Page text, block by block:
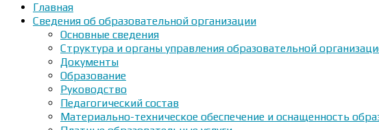
Главная
Сведения об образовательной организации
Основные сведения
Структура и органы управления образовательной
Документы
Образование
Руководство
Педагогический состав
Материально-техническое обеспечение и оснащенность